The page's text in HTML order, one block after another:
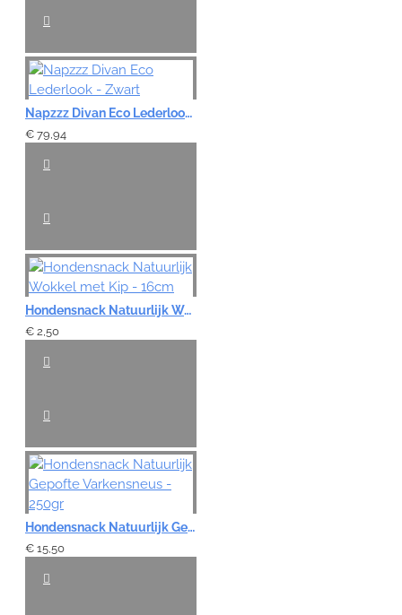
Napzzz Divan Eco Lederlook - Zwart
€ 79,94
Hondensnack Natuurlijk Wokkel met Kip - 16cm
€ 2,50
Hondensnack Natuurlijk Gepofte Varkensneus - 250gr
€ 15,50